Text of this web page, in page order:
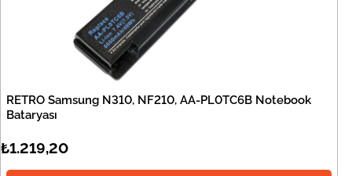
RETRO Samsung N310, NF210, AA-PL0TC6B Notebook
Bataryası
₺1.219,20